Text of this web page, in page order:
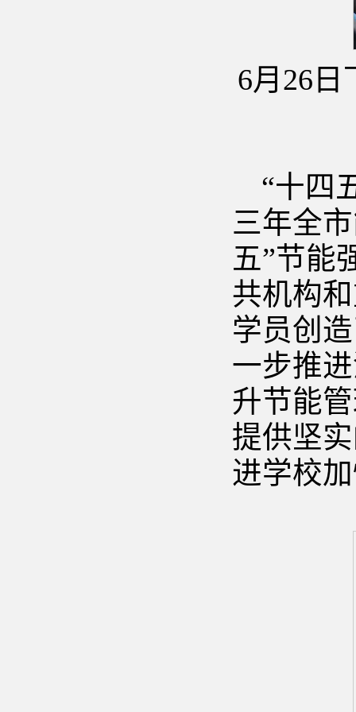
6月26日
“十四
三年全
五”节能
共机构
学员创
一步推
升节能
提供坚
进学校